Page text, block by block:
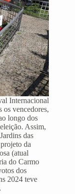
Internacional
os vencedores,
longo dos
Assim,
das
da
(atual
do Carmo
dos
2024 teve